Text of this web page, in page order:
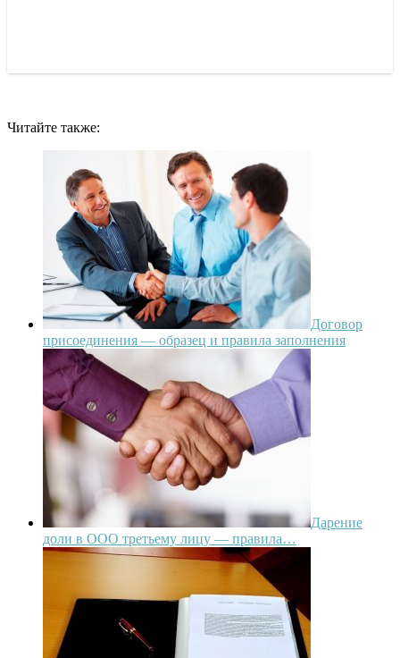
Читайте также:
Договор
присоединения — образец и правила заполнения
Дарение
доли в ООО третьему лицу — правила…